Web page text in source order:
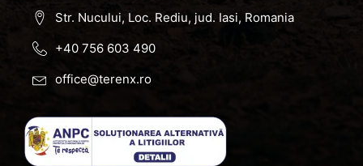
Str. Nucului, Loc. Rediu, jud. Iasi, Romania
+40 756 603 490
office@terenx.ro